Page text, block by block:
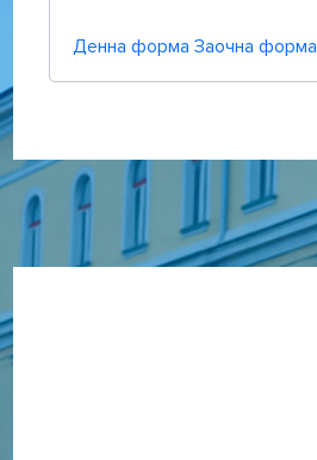
Денна форма Заочна форма